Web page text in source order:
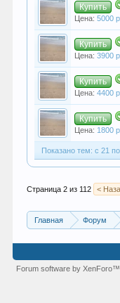
Купить
Цена: 5000
Купить
Цена: 3900
Купить
Цена: 4400
Купить
Цена: 1800
Показано тем: с 21
Страница 2 из 112 <
Главная Форум
Forum software by